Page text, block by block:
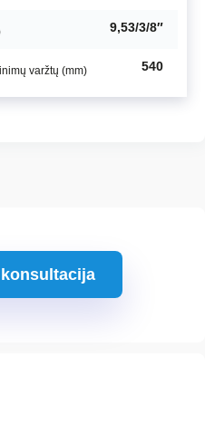
9,53/3/8″
varžtų (mm) 540